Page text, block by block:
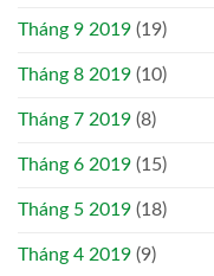
Tháng 9 2019 (19)
Tháng 8 2019 (10)
Tháng 7 2019 (8)
Tháng 6 2019 (15)
Tháng 5 2019 (18)
Tháng 4 2019 (9)